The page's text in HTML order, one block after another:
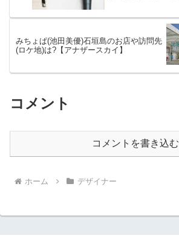
みちょぱ(池田美優)石垣島のお店や訪問先
(ロケ地)は?【アナザースカイ】
コメント
コメントを書き込む
ホーム デザイナー